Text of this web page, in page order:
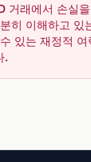
거래에서 손실
히 이해하고 있
있는 재정적
.